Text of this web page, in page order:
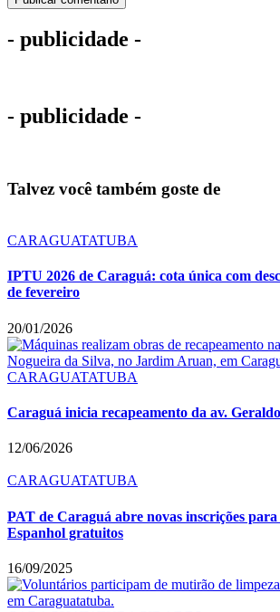
- publicidade -
- publicidade -
Talvez você também goste de
CARAGUATATUBA
IPTU 2026 de Caraguá: cota única com
de fevereiro
20/01/2026
CARAGUATATUBA
Caraguá inicia recapeamento da av.
12/06/2026
CARAGUATATUBA
PAT de Caraguá abre novas inscrições para
Espanhol gratuitos
16/09/2025